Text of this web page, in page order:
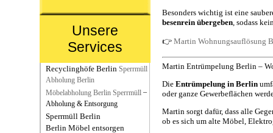
Unsere
Services
Recyclinghöfe Berlin Sperrmüll
Abholung Berlin
Möbelabholung Berlin Sperrmüll –
Abholung & Entsorgung
Sperrmüll Berlin
Berlin Möbel entsorgen
Besonders wichtig ist eine
besenrein übergeben , sodass
👉 Martin Wohnungsauflösung
Martin Entrümpelung Berlin –
Die Entrümpelung in Berlin
oder ganze Gewerbeflächen
Martin sorgt dafür, dass alle
ob es sich um alte Möbel,